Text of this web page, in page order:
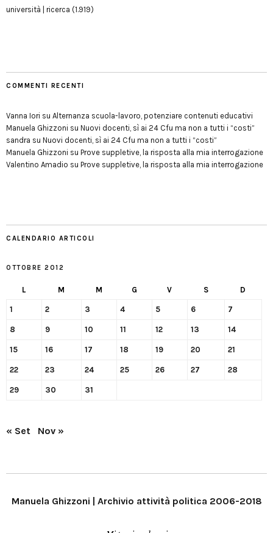
università | ricerca (1.919)
COMMENTI RECENTI
Vanna Iori su Alternanza scuola-lavoro, potenziare contenuti educativi
Manuela Ghizzoni su Nuovi docenti, sì ai 24 Cfu ma non a tutti i “costi”
sandra su Nuovi docenti, sì ai 24 Cfu ma non a tutti i “costi”
Manuela Ghizzoni su Prove suppletive, la risposta alla mia interrogazione
Valentino Amadio su Prove suppletive, la risposta alla mia interrogazione
CALENDARIO ARTICOLI
OTTOBRE 2012
L M M G V S D
1 2 3 4 5 6 7
8 9 10 11 12 13 14
15 16 17 18 19 20 21
22 23 24 25 26 27 28
29 30 31
« Set Nov »
Manuela Ghizzoni | Archivio attività politica 2006-2018